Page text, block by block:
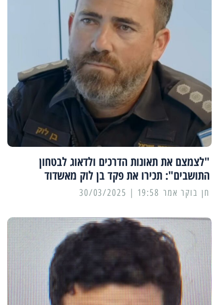
"לצמצם את תאונות הדרכים ולדאוג לבטחון
התושבים": תכירו את פקד בן לוק מאשדוד
19:58 | 30/03/2025